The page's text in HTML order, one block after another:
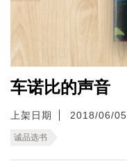
车诺比的声音
上架日期 2018/06/05
诚品选书